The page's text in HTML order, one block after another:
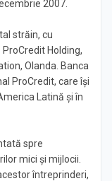
2007.
străin, cu
Holding,
Olanda. Banca
ProCredit, care îşi
Latină şi în
spre
mici şi mijlocii.
întreprinderi,